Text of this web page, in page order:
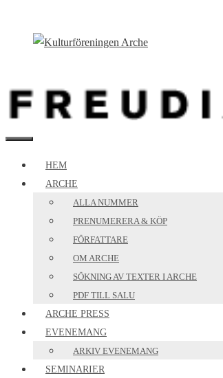
MENY
HEM
ARCHE
ALLA NUMMER
PRENUMERERA & KÖP
FÖRFATTARE
OM ARCHE
SÖKNING AV TEXTER I ARCHE
PDF TILL SALU
ARCHE PRESS
EVENEMANG
ARKIV EVENEMANG
SEMINARIER